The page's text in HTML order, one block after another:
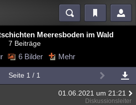
Blogs
Mystery Kriminalfälle
Meeresboden im Wald
7 Beiträge
6 Bilder Mehr
Seite 1 / 1
01.06.2021 um 21:21
Diskussionsleiter